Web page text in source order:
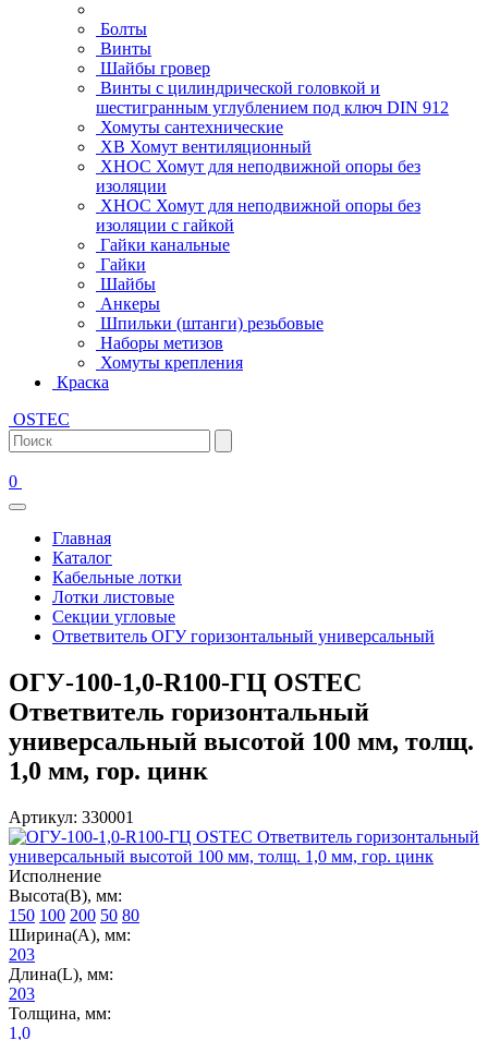
Болты
Винты
Шайбы гровер
Винты с цилиндрической головкой и
шестигранным углублением под ключ DIN 912
Хомуты сантехнические
ХВ Хомут вентиляционный
ХНОС Хомут для неподвижной опоры без
изоляции
ХНОС Хомут для неподвижной опоры без
изоляции с гайкой
Гайки канальные
Гайки
Шайбы
Анкеры
Шпильки (штанги) резьбовые
Наборы метизов
Хомуты крепления
Краска
OSTEC
0
Главная
Каталог
Кабельные лотки
Лотки листовые
Секции угловые
Ответвитель ОГУ горизонтальный универсальный
ОГУ-100-1,0-R100-ГЦ OSTEC
Ответвитель горизонтальный
универсальный высотой 100 мм, толщ.
1,0 мм, гор. цинк
Артикул: 330001
Исполнение
Высота(В), мм:
150 100 200 50 80
Ширина(А), мм:
203
Длина(L), мм:
203
Толщина, мм:
1,0